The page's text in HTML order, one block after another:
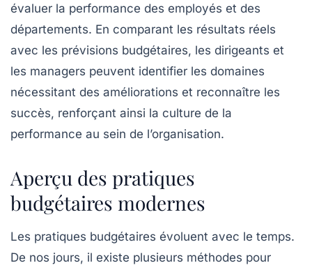
évaluer la performance des employés et des
départements. En comparant les résultats réels
avec les prévisions budgétaires, les dirigeants et
les managers peuvent identifier les domaines
nécessitant des améliorations et reconnaître les
succès, renforçant ainsi la culture de la
performance au sein de l’organisation.
Aperçu des pratiques
budgétaires modernes
Les pratiques budgétaires évoluent avec le temps.
De nos jours, il existe plusieurs méthodes pour